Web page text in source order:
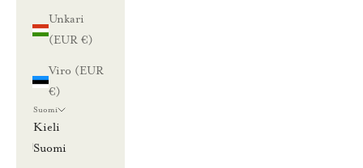
Unkari
(EUR €)
Viro (EUR
€)
Suomi
Kieli
Suomi